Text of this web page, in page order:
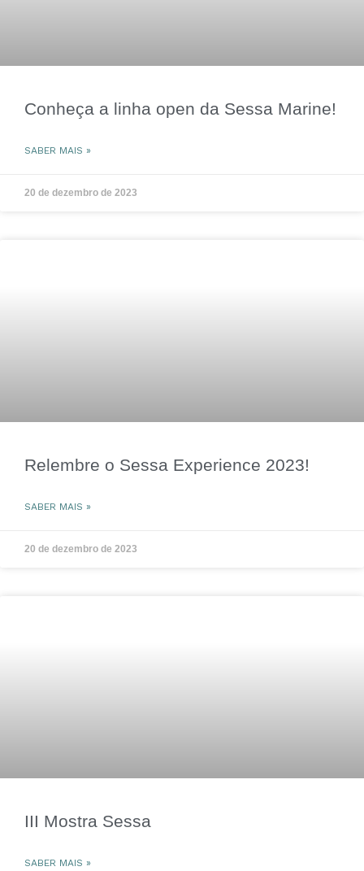
Conheça a linha open da Sessa Marine!
SABER MAIS »
20 de dezembro de 2023
Relembre o Sessa Experience 2023!
SABER MAIS »
20 de dezembro de 2023
III Mostra Sessa
SABER MAIS »